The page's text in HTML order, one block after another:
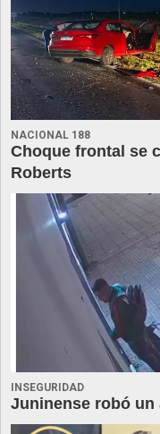
NACIONAL 188
Choque frontal se
Roberts
INSEGURIDAD
Juninense robó